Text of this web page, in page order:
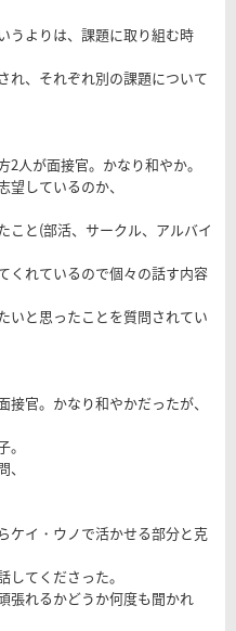
うよりは、課題に取り組む時
れ、それぞれ別の課題について
人が面接官。かなり和やか。
しているのか、
こと(部活、サークル、アルバイ
くれているので個々の話す内容
いと思ったことを質問されてい
官。かなり和やかだったが、
ケイ・ウノで活かせる部分と克
てくださった。
張れるかどうか何度も聞かれ